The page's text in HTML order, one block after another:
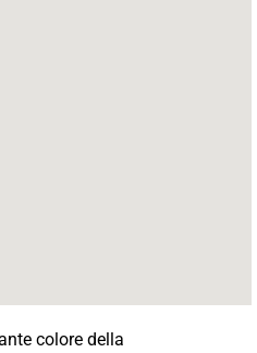
colore della